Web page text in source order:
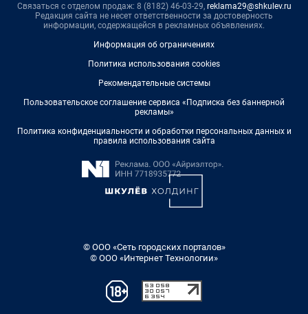
Связаться с отделом продаж: 8 (8182) 46-03-29, reklama29@shkulev.ru
Редакция сайта не несет ответственности за достоверность
информации, содержащейся в рекламных объявлениях.
Информация об ограничениях
Политика использования cookies
Рекомендательные системы
Пользовательское соглашение сервиса «Подписка без баннерной
рекламы»
Политика конфиденциальности и обработки персональных данных и
правила использования сайта
© ООО «Сеть городских порталов»
© ООО «Интернет Технологии»